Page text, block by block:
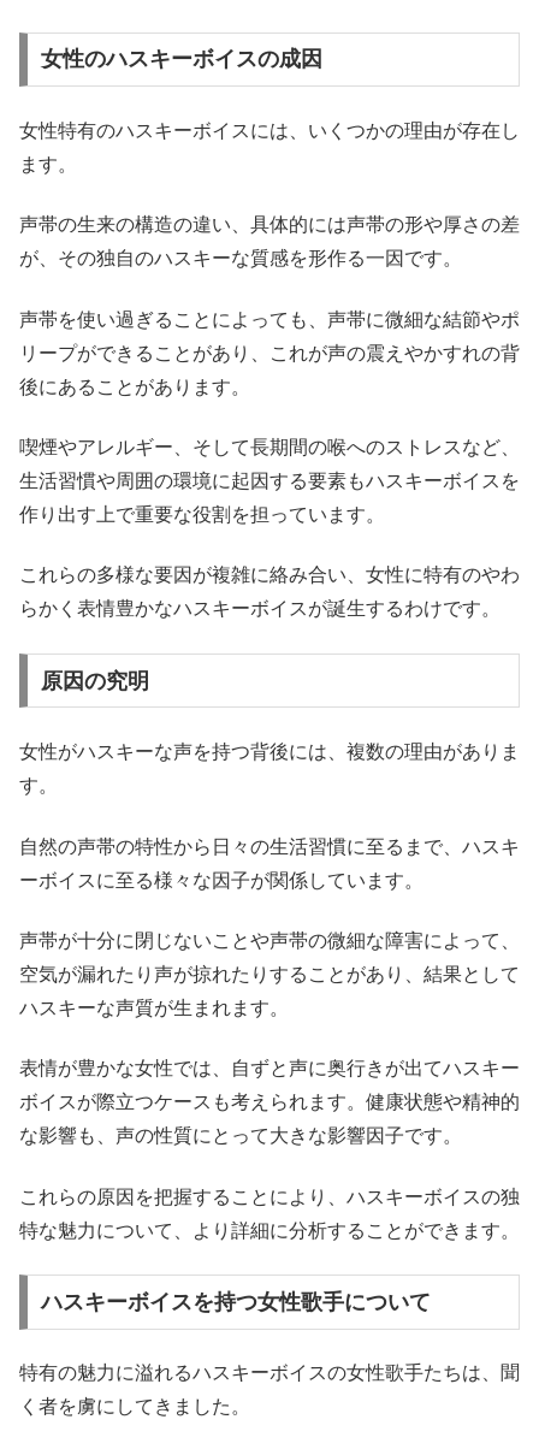
女性のハスキーボイスの成因
女性特有のハスキーボイスには、いくつかの理由が存在し
ます。
声帯の生来の構造の違い、具体的には声帯の形や厚さの差
が、その独自のハスキーな質感を形作る一因です。
声帯を使い過ぎることによっても、声帯に微細な結節やポ
リープができることがあり、これが声の震えやかすれの背
後にあることがあります。
喫煙やアレルギー、そして長期間の喉へのストレスなど、
生活習慣や周囲の環境に起因する要素もハスキーボイスを
作り出す上で重要な役割を担っています。
これらの多様な要因が複雑に絡み合い、女性に特有のやわ
らかく表情豊かなハスキーボイスが誕生するわけです。
原因の究明
女性がハスキーな声を持つ背後には、複数の理由がありま
す。
自然の声帯の特性から日々の生活習慣に至るまで、ハスキ
ーボイスに至る様々な因子が関係しています。
声帯が十分に閉じないことや声帯の微細な障害によって、
空気が漏れたり声が掠れたりすることがあり、結果として
ハスキーな声質が生まれます。
表情が豊かな女性では、自ずと声に奥行きが出てハスキー
ボイスが際立つケースも考えられます。健康状態や精神的
な影響も、声の性質にとって大きな影響因子です。
これらの原因を把握することにより、ハスキーボイスの独
特な魅力について、より詳細に分析することができます。
ハスキーボイスを持つ女性歌手について
特有の魅力に溢れるハスキーボイスの女性歌手たちは、聞
く者を虜にしてきました。